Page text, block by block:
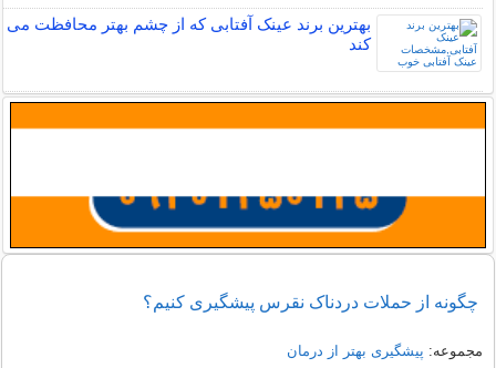
بهترین برند عینک آفتابی که از چشم بهتر محافظت می
کند
چگونه از حملات دردناک نقرس پیشگیری کنیم؟
مجموعه: پیشگیری بهتر از درمان